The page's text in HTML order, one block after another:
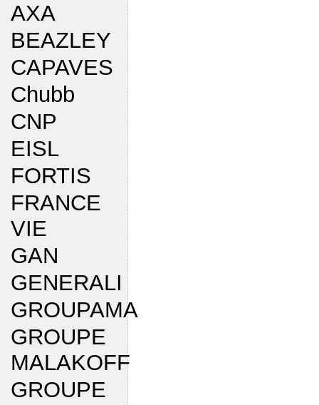
AXA
BEAZLEY
CAPAVES
Chubb
CNP
EISL
FORTIS
FRANCE
VIE
GAN
GENERALI
GROUPAMA
GROUPE
MALAKOFF
GROUPE